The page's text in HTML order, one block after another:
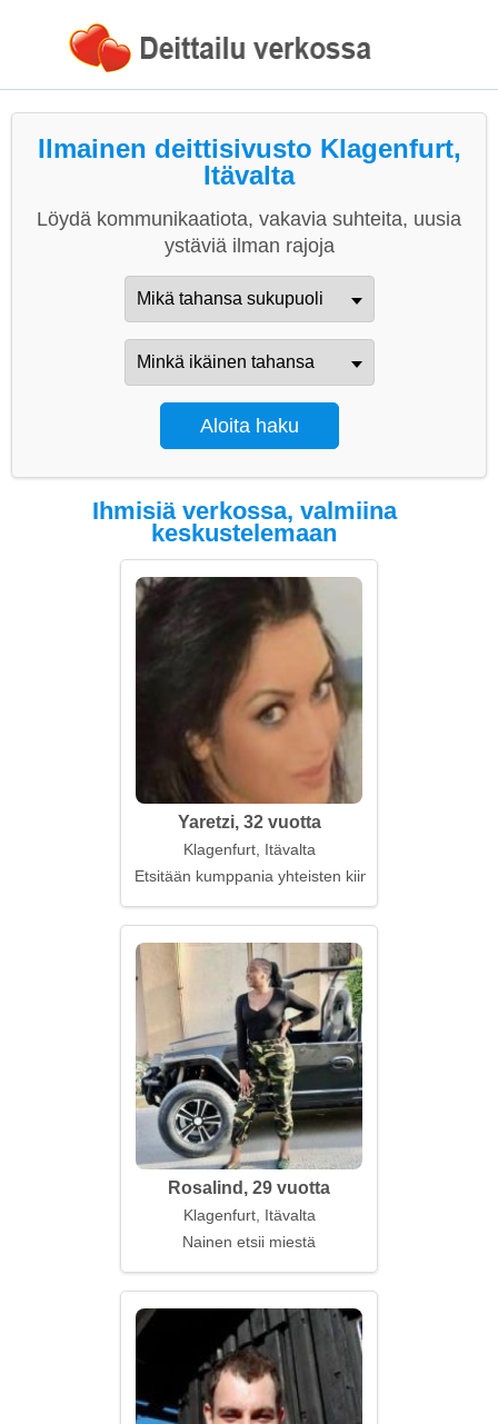
Ilmainen deittisivusto Klagenfurt,
Itävalta
Löydä kommunikaatiota, vakavia suhteita, uusia
ystäviä ilman rajoja
Ihmisiä verkossa, valmiina
keskustelemaan
Yaretzi, 32 vuotta
Klagenfurt, Itävalta
Etsitään kumppania yhteisten kiinnostuksen
Rosalind, 29 vuotta
Klagenfurt, Itävalta
Nainen etsii miestä